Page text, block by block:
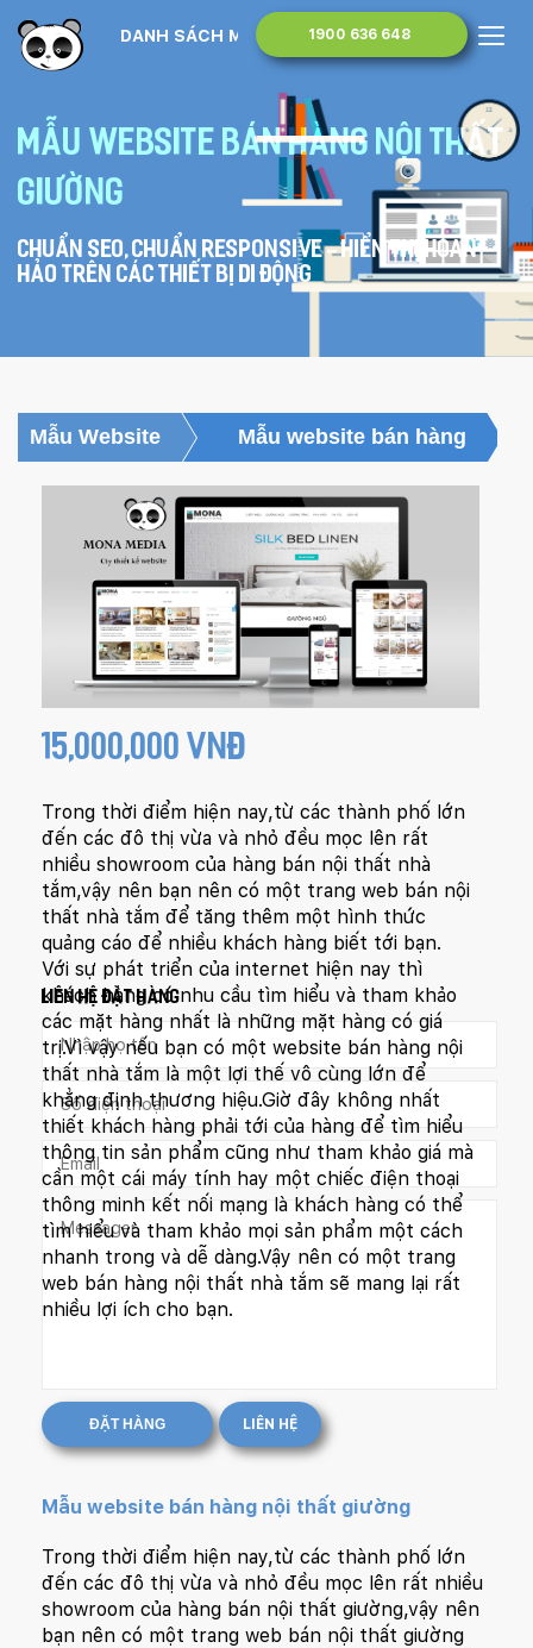
1900 636 648
DANH SÁCH MẪU WEBSITE
Mẫu website bán hàng nội thất
giường
Chuẩn SEO, chuẩn Responsive - hiển thị hoàn
hảo trên các thiết bị di động
Mẫu Website Mẫu website bán hàng
LIÊN HỆ ĐẶT HÀNG
ĐẶT HÀNG LIÊN HỆ
15,000,000 VNĐ
Trong thời điểm hiện nay,từ các thành phố lớn
đến các đô thị vừa và nhỏ đều mọc lên rất
nhiều showroom của hàng bán nội thất nhà
tắm,vậy nên bạn nên có một trang web bán nội
thất nhà tắm để tăng thêm một hình thức
quảng cáo để nhiều khách hàng biết tới bạn.
Với sự phát triển của internet hiện nay thì
khách hàng có nhu cầu tìm hiểu và tham khảo
các mặt hàng nhất là những mặt hàng có giá
trị.Vì vậy nếu bạn có một website bán hàng nội
thất nhà tắm là một lợi thế vô cùng lớn để
khẳng định thương hiệu.Giờ đây không nhất
thiết khách hàng phải tới của hàng để tìm hiểu
thông tin sản phẩm cũng như tham khảo giá mà
cần một cái máy tính hay một chiếc điện thoại
thông minh kết nối mạng là khách hàng có thể
tìm hiểu và tham khảo mọi sản phẩm một cách
nhanh trong và dễ dàng.Vậy nên có một trang
web bán hàng nội thất nhà tắm sẽ mang lại rất
nhiều lợi ích cho bạn.
Mẫu website bán hàng nội thất giường
Trong thời điểm hiện nay,từ các thành phố lớn
đến các đô thị vừa và nhỏ đều mọc lên rất nhiều
showroom của hàng bán nội thất giường,vậy nên
bạn nên có một trang web bán nội thất giường